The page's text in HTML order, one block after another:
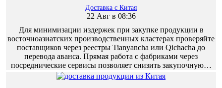
Доставка с Китая
22 Авг в 08:36
Для минимизации издержек при закупке продукции в
восточноазиатских производственных кластерах проверяйте
поставщиков через реестры Tianyancha или Qichacha до
перевода аванса. Прямая работа с фабриками через
посреднические сервисы позволяет снизить закупочную…